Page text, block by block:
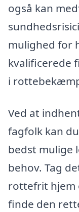
også kan
mulighed for
kvalificerede
i
Ved at
fagfolk kan
bedst mulige
behov. Tag
rottefrit hjem
finde den